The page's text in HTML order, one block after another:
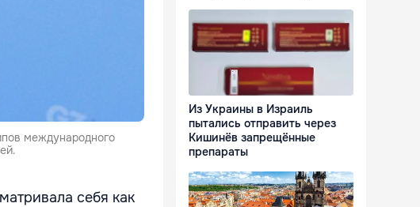
международного
себя как
Из Украины в Израиль
пытались отправить через
Кишинёв запрещённые
препараты